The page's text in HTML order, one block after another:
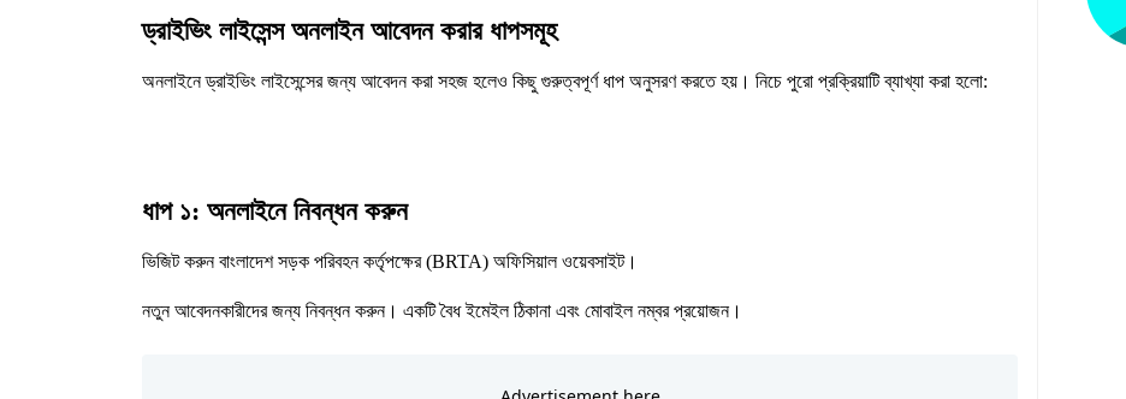
ড্রাইভিং লাইসেন্স অনলাইন আবেদন করার ধাপসমূহ
অনলাইনে ড্রাইভিং লাইসেন্সের জন্য আবেদন করা সহজ হলেও কিছু গুরুত্বপূর্ণ ধাপ অনুসরণ করতে হয়। নিচে পুরো প্রক্রিয়াটি ব্যাখ্যা করা হলো:
ধাপ ১: অনলাইনে নিবন্ধন করুন
ভিজিট করুন বাংলাদেশ সড়ক পরিবহন কর্তৃপক্ষের (BRTA) অফিসিয়াল ওয়েবসাইট।
নতুন আবেদনকারীদের জন্য নিবন্ধন করুন। একটি বৈধ ইমেইল ঠিকানা এবং মোবাইল নম্বর প্রয়োজন।